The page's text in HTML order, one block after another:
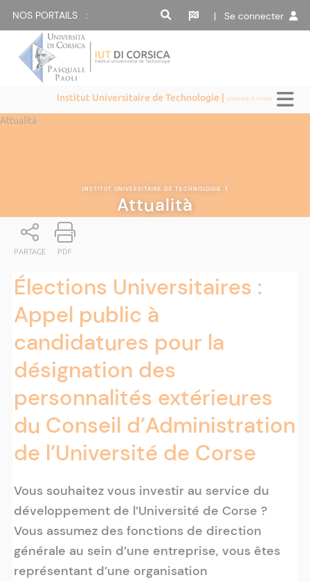
NOS PORTAILS : | Se connecter
Institut Universitaire de Technologie |Università di Corsica
Attualità
INSTITUT UNIVERSITAIRE DE TECHNOLOGIE |
Attualità
PARTAGE PDF
Élections Universitaires :
Appel public à
candidatures pour la
désignation des
personnalités extérieures
du Conseil d’Administration
de l’Université de Corse
Vous souhaitez vous investir au service du
développement de l’Université de Corse ?
Vous assumez des fonctions de direction
générale au sein d’une entreprise, vous êtes
représentant d’une organisation